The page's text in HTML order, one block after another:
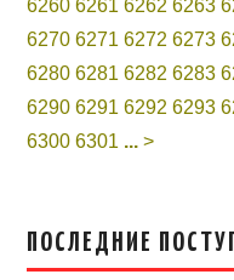
6260 6261 6262 6263
6270 6271 6272 6273
6280 6281 6282 6283
6290 6291 6292 6293
6300 6301 ... >
ПОСЛЕДНИЕ